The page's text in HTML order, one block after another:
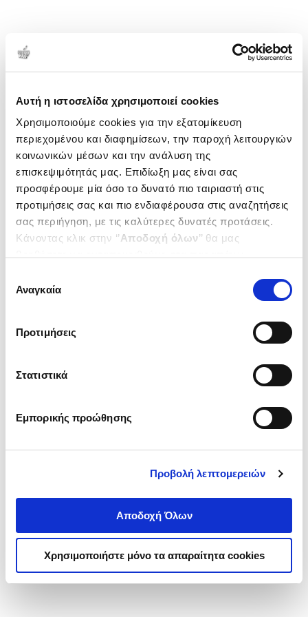
Αυτή η ιστοσελίδα χρησιμοποιεί cookies
Χρησιμοποιούμε cookies για την εξατομίκευση
περιεχομένου και διαφημίσεων, την παροχή λειτουργιών
κοινωνικών μέσων και την ανάλυση της
επισκεψιμότητάς μας. Επιδίωξη μας είναι σας
προσφέρουμε μία όσο το δυνατό πιο ταιριαστή στις
προτιμήσεις σας και πιο ενδιαφέρουσα στις αναζητήσεις
σας περιήγηση, με τις καλύτερες δυνατές προτάσεις.
Κάνοντας κλικ στην ‘’Αποδοχή όλων’’ θα μας
ενδιαφέρουν και να επιλέξετε από τα παρακάτω με την
΄΄και να ενημερωθείτε σχετικά με
συγκατάθεσης
Αναγκαία
Προτιμήσεις
Στατιστικά
Εμπορικής προώθησης
Προβολή λεπτομερειών
Αποδοχή Όλων
Χρησιμοποιήστε μόνο τα απαραίτητα cookies